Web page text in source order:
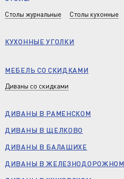
Столы журнальные
Столы кухонные
КУХОННЫЕ УГОЛКИ
МЕБЕЛЬ СО СКИДКАМИ
Диваны со скидками
ДИВАНЫ В РАМЕНСКОМ
ДИВАНЫ В ЩЕЛКОВО
ДИВАНЫ В БАЛАШИХЕ
ДИВАНЫ В ЖЕЛЕЗНОДОРОЖНОМ